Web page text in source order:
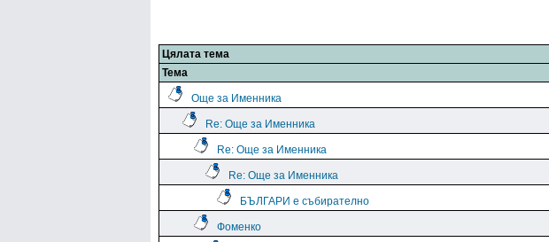
Цялата тема
Тема
Още за Именника
Re: Още за Именника
Re: Още за Именника
Re: Още за Именника
БЪЛГАРИ е събирателно
Фоменко